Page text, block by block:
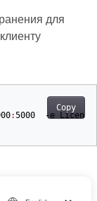
для
Copy
:5000 -e